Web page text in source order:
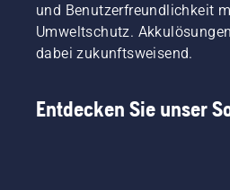
und Benutzerfreundlichkeit
Umweltschutz.
dabei zukunftsweisend.
Entdecken Sie unser